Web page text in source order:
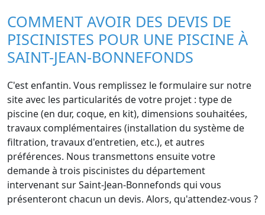
COMMENT AVOIR DES DEVIS DE
PISCINISTES POUR UNE PISCINE À
SAINT-JEAN-BONNEFONDS
C'est enfantin. Vous remplissez le formulaire sur notre
site avec les particularités de votre projet : type de
piscine (en dur, coque, en kit), dimensions souhaitées,
travaux complémentaires (installation du système de
filtration, travaux d'entretien, etc.), et autres
préférences. Nous transmettons ensuite votre
demande à trois piscinistes du département
intervenant sur Saint-Jean-Bonnefonds qui vous
présenteront chacun un devis. Alors, qu'attendez-vous ?